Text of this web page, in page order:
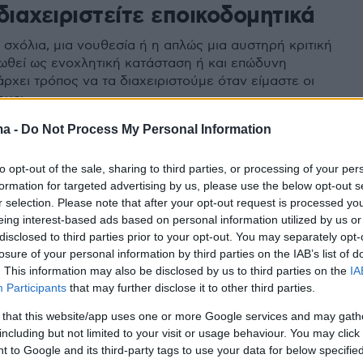
- Do Not Process My Personal Information
opt-out of the sale, sharing to third parties, or processing of your
for targeted advertising by us, please use the below opt-out
selection. Please note that after your opt-out request is processed
interest-based ads based on personal information utilized by us
to third parties prior to your opt-out. You may separately
of your personal information by third parties on the IAB’s list of
This information may also be disclosed by us to third parties on the
Participants that may further disclose it to other third parties.
that this website/app uses one or more Google services and may
but not limited to your visit or usage behaviour. You may
to Google and its third-party tags to use your data for below
εποικοδομητικά
σχόλια, μια νουθεσία ή η απλώς μια αυστηρή κριτική
ως ενοχλητική κατάσταση ή και επώδυνη
τρόπος να τα διαχειριστούμε όταν είμαστε οι
Τι αλλάζει στη
μας (προς το χειρότερο)
ότι θα κολλήσουμε
κορωνοϊού μας έκανε πιο δύστροπους και, για την
την υιοθέτηση επικριτικής στάσης απέναντι
πως συμπεριφέρονται επιπόλαια. Ωστόσο,
ειδικούς, δεν πρόκειται παρά για μία φυσική
πορείας. Δείτε γιατί